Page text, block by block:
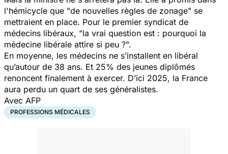
l'hémicycle que "de nouvelles règles de zonage" se
mettraient en place. Pour le premier syndicat de
médecins libéraux, "la vrai question est : pourquoi la
médecine libérale attire si peu ?".
En moyenne, les médecins ne s’installent en libéral
qu’autour de 38 ans. Et 25% des jeunes diplômés
renoncent finalement à exercer. D’ici 2025, la France
aura perdu un quart de ses généralistes.
Avec AFP
PROFESSIONS MÉDICALES